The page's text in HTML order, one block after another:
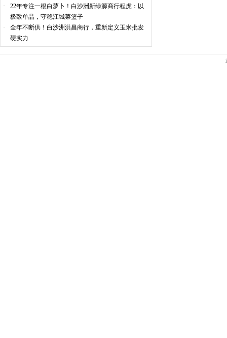
·
22年专注一根白萝卜！白沙洲新绿源商行程虎：以
极致单品，守稳江城菜篮子
·
全年不断供！白沙洲洪昌商行，重新定义玉米批发
硬实力